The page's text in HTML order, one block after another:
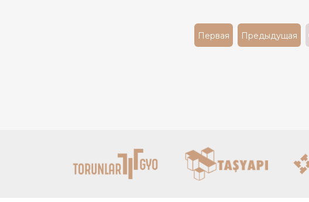
Первая Предыдущая